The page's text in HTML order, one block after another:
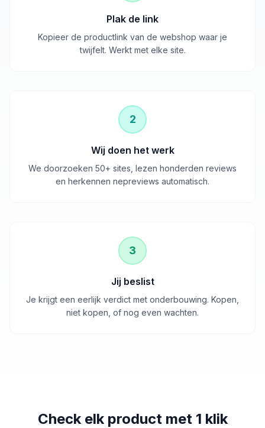
Plak de link
Kopieer de productlink van de webshop waar je
twijfelt. Werkt met elke site.
2
Wij doen het werk
We doorzoeken 50+ sites, lezen honderden reviews
en herkennen nepreviews automatisch.
3
Jij beslist
Je krijgt een eerlijk verdict met onderbouwing. Kopen,
niet kopen, of nog even wachten.
Check elk product met 1 klik